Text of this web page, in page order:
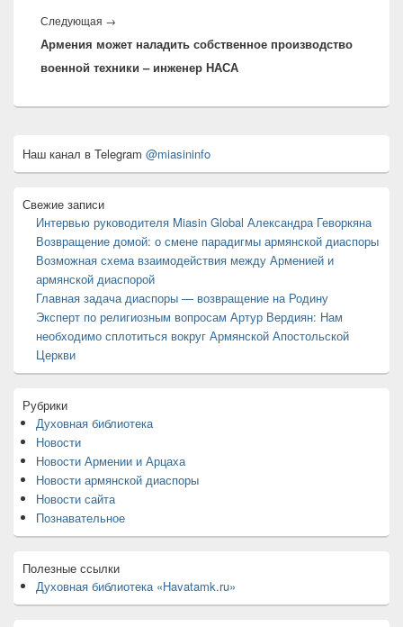
Следующая →
запись:
Армения может наладить собственное производство
военной техники – инженер НАСА
основной
боковой
Наш канал в Telegram @miasininfo
Свежие записи
Интервью руководителя Miasin Global Александра Геворкяна
Возвращение домой: о смене парадигмы армянской диаспоры
Возможная схема взаимодействия между Арменией и
армянской диаспорой
Главная задача диаспоры — возвращение на Родину
Эксперт по религиозным вопросам Артур Вердиян: Нам
необходимо сплотиться вокруг Армянской Апостольской
Церкви
Рубрики
Духовная библиотека
Новости
Новости Армении и Арцаха
Новости армянской диаспоры
Новости сайта
Познавательное
Полезные ссылки
Духовная библиотека «Havatamk.ru»